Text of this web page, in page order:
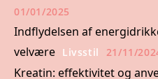
01/01/2025
Indflydelsen af
velvære Livsstil 21/11/
Kreatin: effektivitet og